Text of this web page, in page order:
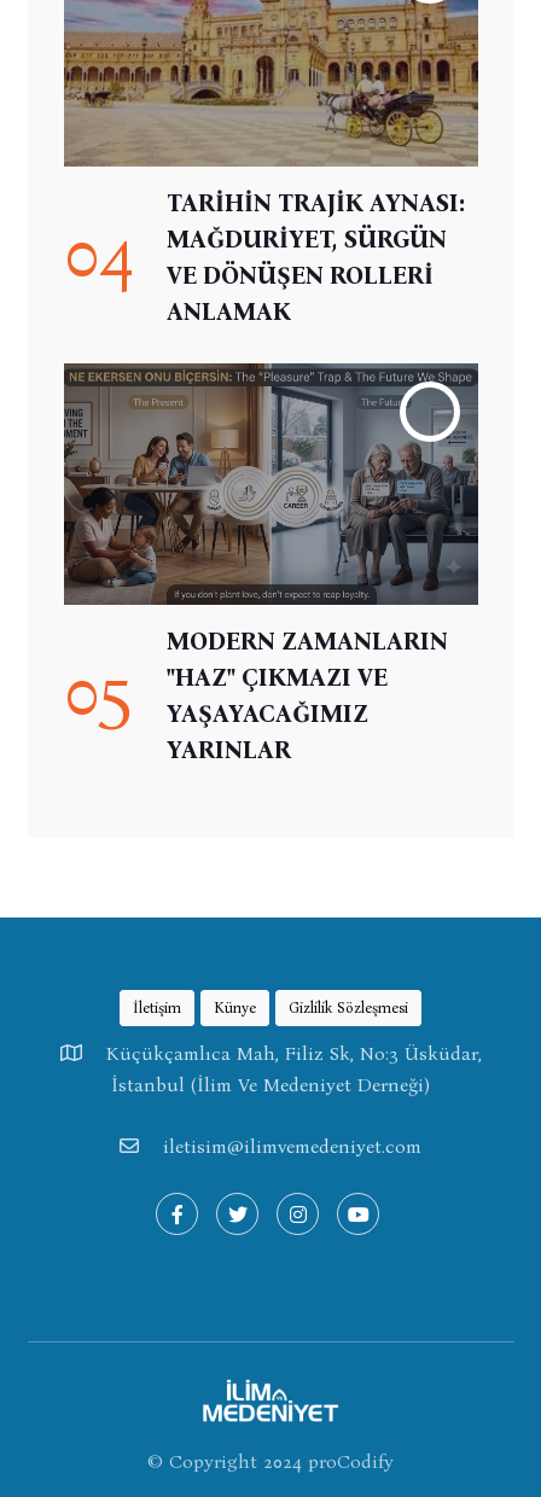
04
TARİHİN TRAJİK AYNASI:
MAĞDURİYET, SÜRGÜN
VE DÖNÜŞEN ROLLERİ
ANLAMAK
05
MODERN ZAMANLARIN
"HAZ" ÇIKMAZI VE
YAŞAYACAĞIMIZ
YARINLAR
İletişim Künye Gizlilik Sözleşmesi
Küçükçamlıca Mah, Filiz Sk, No:3 Üsküdar,
İstanbul (İlim Ve Medeniyet Derneği)
iletisim@ilimvemedeniyet.com
© Copyright 2024 proCodify